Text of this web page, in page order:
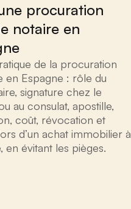
procuration
notaire en
de la procuration
en Espagne : rôle du
signature chez le
au consulat, apostille,
coût, révocation et
d’un achat immobilier à
en évitant les pièges.